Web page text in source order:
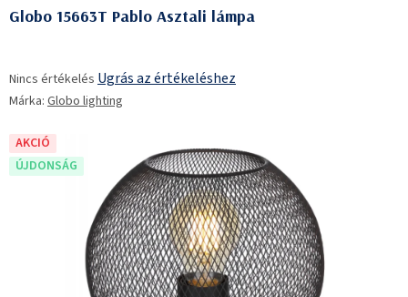
Globo 15663T Pablo Asztali lámpa
termék
átlagos
5-
ből
Nincs értékelés Ugrás az értékeléshez
Márka: Globo lighting
AKCIÓ
ÚJDONSÁG